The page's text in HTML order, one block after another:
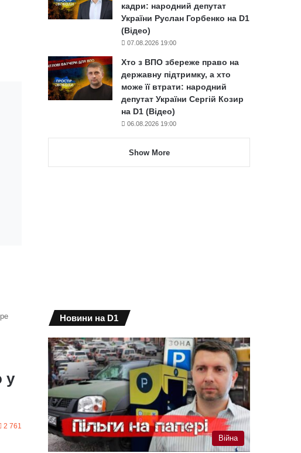
кадри: народний депутат
України Руслан Горбенко на D1
(Відео)
07.08.2026 19:00
Хто з ВПО збереже право на
державну підтримку, а хто
може її втрати: народний
депутат України Сергій Козир
на D1 (Відео)
06.08.2026 19:00
Show More